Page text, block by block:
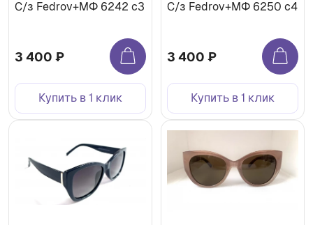
С/з Fedrov+МФ 6242 c3
3 400 ₽
Купить в 1 клик
С/з Fedrov+МФ 6250 c4
3 400 ₽
Купить в 1 клик